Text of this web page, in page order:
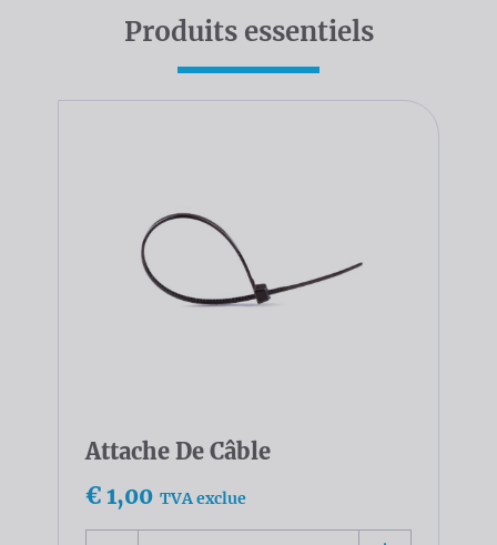
Produits essentiels
Attache De Câble
€ 1,00 TVA exclue